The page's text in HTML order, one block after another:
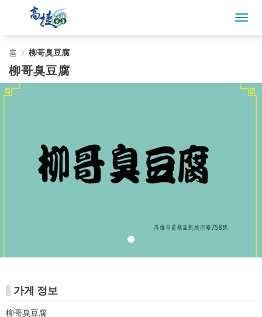
柳
哥
臭
홈 柳哥臭豆腐
柳哥臭豆腐
가게 정보
柳哥臭豆腐